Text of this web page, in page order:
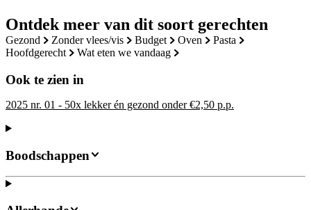
Ontdek meer van dit soort gerechten
gezond zonder vlees/vis budget oven
pasta
hoofdgerecht
wat eten we vandaag
Ook te zien in
2025 nr. 01 - 50x lekker én gezond onder €2,50 p.p.
Boodschappen